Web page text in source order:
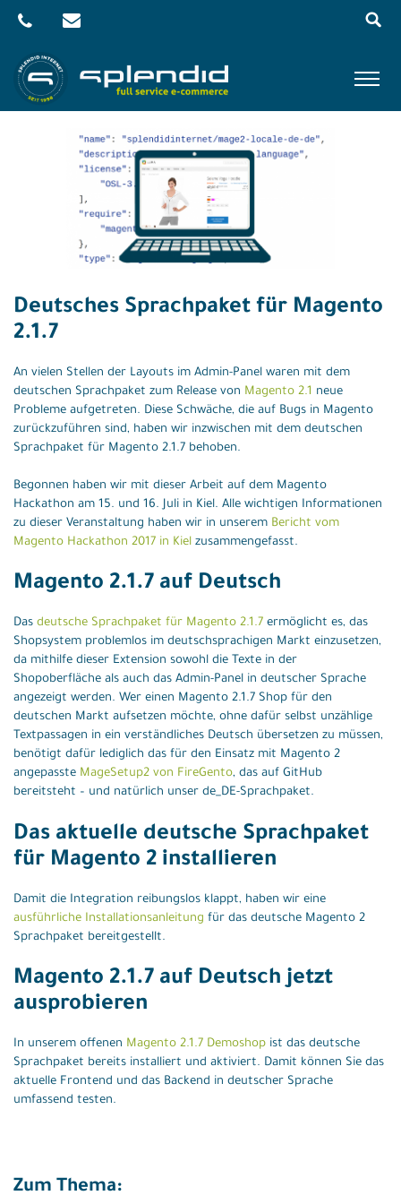
Skip
Menu
Referenzen
Leistungen
Agentur
Shop
Deutsches Sprachpaket für Magento
2.1.7
An vielen Stellen der Layouts im Admin-Panel waren mit dem
deutschen Sprachpaket zum Release von Magento 2.1 neue
Probleme aufgetreten. Diese Schwäche, die auf Bugs in Magento
zurückzuführen sind, haben wir inzwischen mit dem deutschen
Sprachpaket für Magento 2.1.7 behoben.
Begonnen haben wir mit dieser Arbeit auf dem Magento
Hackathon am 15. und 16. Juli in Kiel. Alle wichtigen Informationen
zu dieser Veranstaltung haben wir in unserem Bericht vom
Magento Hackathon 2017 in Kiel zusammengefasst.
Magento 2.1.7 auf Deutsch
Das deutsche Sprachpaket für Magento 2.1.7 ermöglicht es, das
Shopsystem problemlos im deutschsprachigen Markt einzusetzen,
da mithilfe dieser Extension sowohl die Texte in der
Shopoberfläche als auch das Admin-Panel in deutscher Sprache
angezeigt werden. Wer einen Magento 2.1.7 Shop für den
deutschen Markt aufsetzen möchte, ohne dafür selbst unzählige
Textpassagen in ein verständliches Deutsch übersetzen zu müssen,
benötigt dafür lediglich das für den Einsatz mit Magento 2
angepasste MageSetup2 von FireGento, das auf GitHub
bereitsteht – und natürlich unser de_DE-Sprachpaket.
Das aktuelle deutsche Sprachpaket
für Magento 2 installieren
Damit die Integration reibungslos klappt, haben wir eine
ausführliche Installationsanleitung für das deutsche Magento 2
Sprachpaket bereitgestellt.
Magento 2.1.7 auf Deutsch jetzt
ausprobieren
In unserem offenen Magento 2.1.7 Demoshop ist das deutsche
Sprachpaket bereits installiert und aktiviert. Damit können Sie das
aktuelle Frontend und das Backend in deutscher Sprache
umfassend testen.
Zum Thema: